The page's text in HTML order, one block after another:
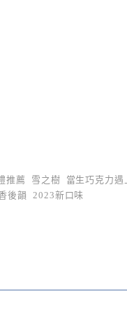
推薦 雪之樹 當生巧克力遇
後韻 2023新口味